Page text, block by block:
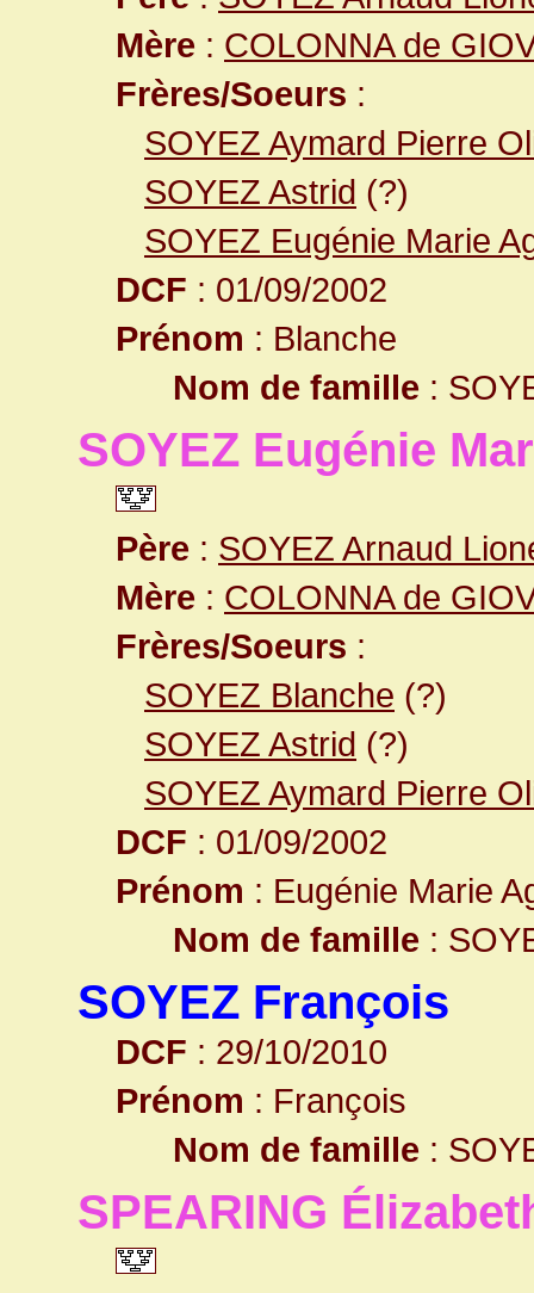
Mère : COLONNA de
Frères/Soeurs :
SOYEZ Aymard Pierre
SOYEZ Astrid (?)
SOYEZ Eugénie Marie
DCF : 01/09/2002
Prénom : Blanche
Nom de famille :
SOYEZ Eugénie
Père : SOYEZ Arnaud
Mère : COLONNA de
Frères/Soeurs :
SOYEZ Blanche (?)
SOYEZ Astrid (?)
SOYEZ Aymard Pierre
DCF : 01/09/2002
Prénom : Eugénie Marie
Nom de famille :
SOYEZ François
DCF : 29/10/2010
Prénom : François
Nom de famille :
SPEARING